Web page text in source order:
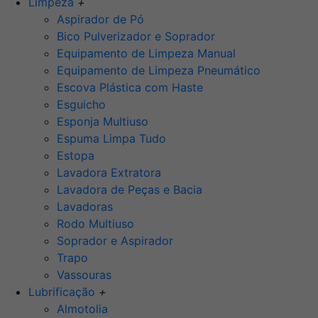
Aspirador de Pó
Bico Pulverizador e Soprador
Equipamento de Limpeza Manual
Equipamento de Limpeza Pneumático
Escova Plástica com Haste
Esguicho
Esponja Multiuso
Espuma Limpa Tudo
Estopa
Lavadora Extratora
Lavadora de Peças e Bacia
Lavadoras
Rodo Multiuso
Soprador e Aspirador
Trapo
Vassouras
Lubrificação +
Almotolia